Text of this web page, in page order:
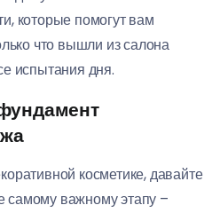
которые помогут вам
что вышли из салона
испытания дня.
косметике, давайте
самому важному этапу –